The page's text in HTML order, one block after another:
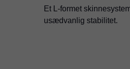
Et L-formet
usædvanlig stabilitet.